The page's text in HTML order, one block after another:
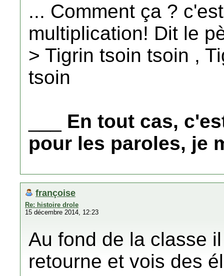
... Comment ça ?
multiplication! Dit le
> Tigrin tsoin tsoin ,
tsoin
En tout cas,
pour les paroles, je
françoise
Re: histoire drole
15 décembre 2014, 12:23
Au fond de la classe
retourne et vois des